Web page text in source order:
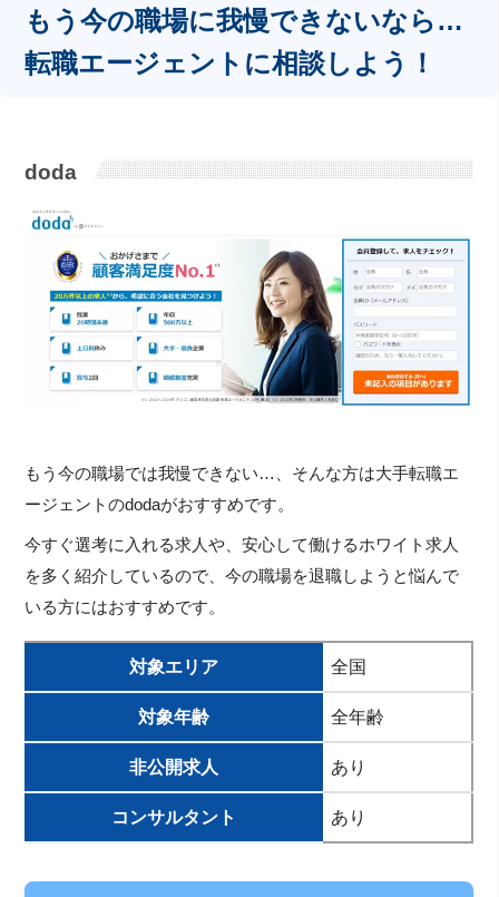
もう今の職場に我慢できないなら…
転職エージェントに相談しよう！
doda
もう今の職場では我慢できない…、そんな方は大手転職エ
ージェントのdodaがおすすめです。
今すぐ選考に入れる求人や、安心して働けるホワイト求人
を多く紹介しているので、今の職場を退職しようと悩んで
いる方にはおすすめです。
対象エリア 全国
対象年齢 全年齢
非公開求人 あり
コンサルタント あり